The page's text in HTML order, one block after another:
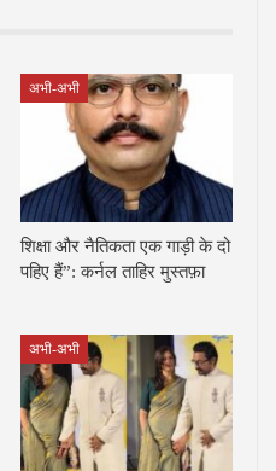
अभी-अभी
शिक्षा और नैतिकता एक गाड़ी के दो
पहिए हैं”: कर्नल ताहिर मुस्तफ़ा
अभी-अभी